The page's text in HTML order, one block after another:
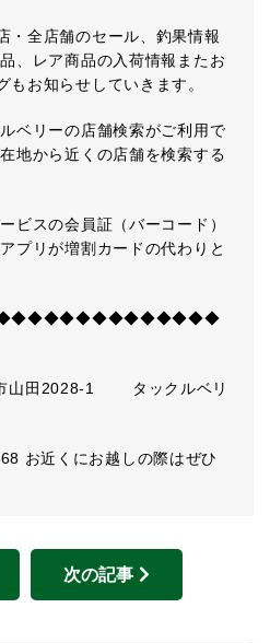
・全店舗のセール、釣果情報
、レア商品の入荷情報またお
もお知らせしていきます。
ベリーの店舗検索がご利用で
地から近くの店舗を検索する
ビスの会員証（バーコード）
プリが増割カードの代わりと
山田2028-1 タックルベリ
お近くにお越しの際はぜひ
次の記事